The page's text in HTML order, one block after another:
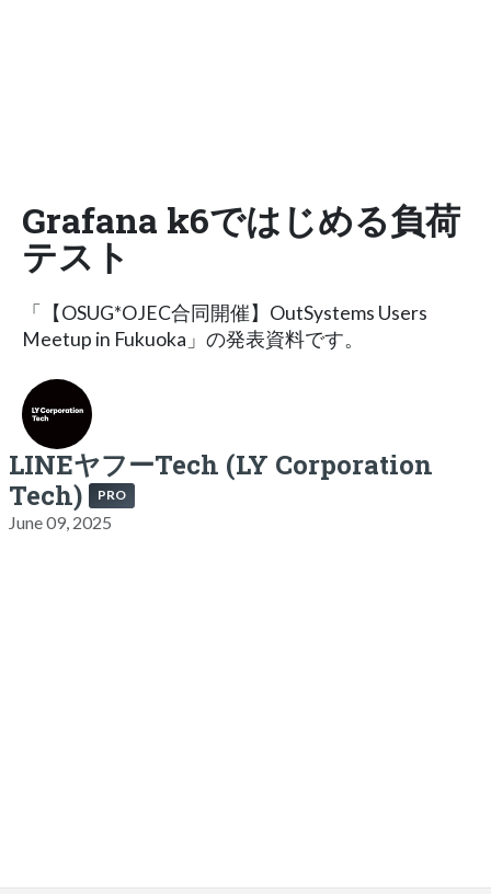
Grafana k6ではじめる負荷
テスト
「【OSUG*OJEC合同開催】OutSystems Users
Meetup in Fukuoka」の発表資料です。
LINEヤフーTech (LY Corporation
Tech)
PRO
June 09, 2025